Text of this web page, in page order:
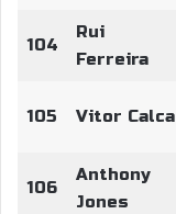
104
Rui
Ferreira
105 Vitor Calca
106
Anthony
Jones